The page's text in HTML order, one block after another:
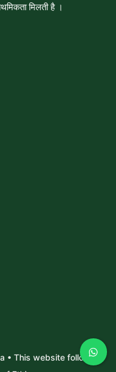
मिलती है ।
• This website follows